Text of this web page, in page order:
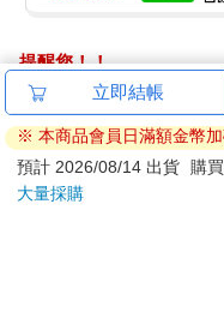
提醒您！！
金石堂及銀行均不會請
ATM提款機，請不要聽
退換貨須知：
**提醒您，鑑賞期不等於
立即結帳
※ 本商品會員日滿額金幣
預計 2026/08/14 出貨
購
大量採購